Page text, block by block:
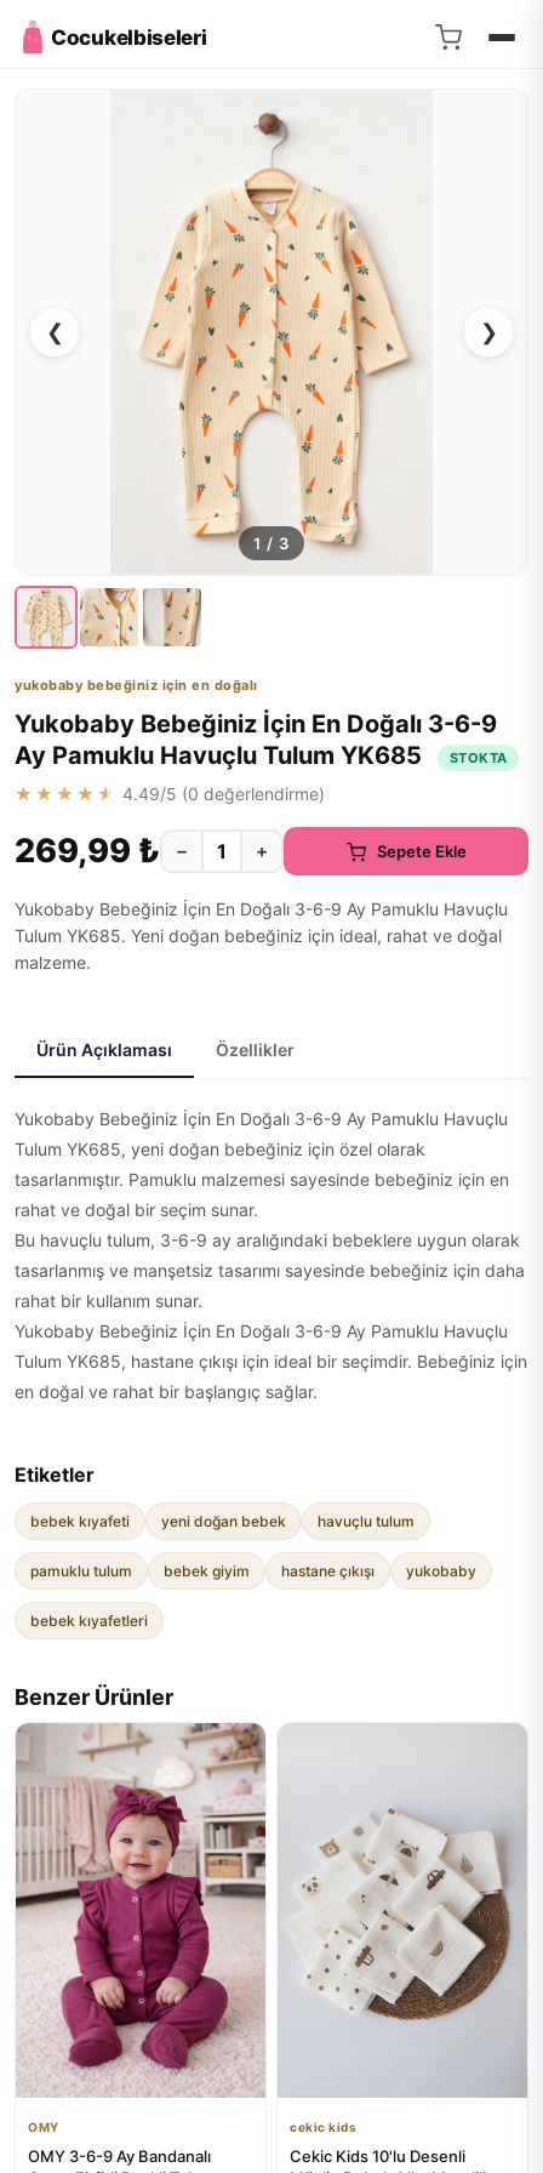
Cocukelbiseleri
❮ ❯
1 / 3
yukobaby bebeğiniz için en doğalı
Yukobaby Bebeğiniz İçin En Doğalı 3-6-9
Ay Pamuklu Havuçlu Tulum YK685
STOKTA
★★★★★ 4.49/5 (0 değerlendirme)
269,99 ₺ − + Sepete Ekle
Yukobaby Bebeğiniz İçin En Doğalı 3-6-9 Ay Pamuklu Havuçlu
Tulum YK685. Yeni doğan bebeğiniz için ideal, rahat ve doğal
malzeme.
Ürün Açıklaması Özellikler
Yukobaby Bebeğiniz İçin En Doğalı 3-6-9 Ay Pamuklu Havuçlu
Tulum YK685, yeni doğan bebeğiniz için özel olarak
tasarlanmıştır. Pamuklu malzemesi sayesinde bebeğiniz için en
rahat ve doğal bir seçim sunar.
Bu havuçlu tulum, 3-6-9 ay aralığındaki bebeklere uygun olarak
tasarlanmış ve manşetsiz tasarımı sayesinde bebeğiniz için daha
rahat bir kullanım sunar.
Yukobaby Bebeğiniz İçin En Doğalı 3-6-9 Ay Pamuklu Havuçlu
Tulum YK685, hastane çıkışı için ideal bir seçimdir. Bebeğiniz için
en doğal ve rahat bir başlangıç sağlar.
Etiketler
bebek kıyafeti yeni doğan bebek havuçlu tulum
pamuklu tulum bebek giyim hastane çıkışı yukobaby
bebek kıyafetleri
Benzer Ürünler
OMY
OMY 3-6-9 Ay Bandanalı
cekic kids
Cekic Kids 10'lu Desenli